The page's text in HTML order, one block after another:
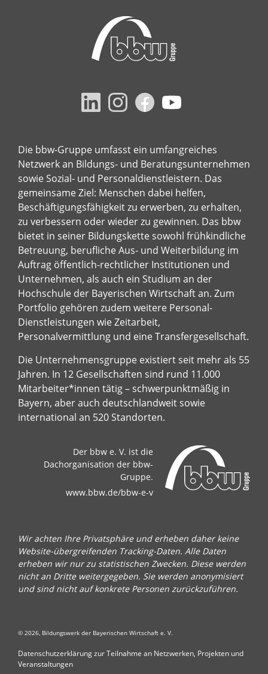
Die bbw-Gruppe umfasst ein umfangreiches
Netzwerk an Bildungs- und Beratungsunternehmen
sowie Sozial- und Personaldienstleistern. Das
gemeinsame Ziel: Menschen dabei helfen,
Beschäftigungsfähigkeit zu erwerben, zu erhalten,
zu verbessern oder wieder zu gewinnen. Das bbw
bietet in seiner Bildungskette sowohl frühkindliche
Betreuung, berufliche Aus- und Weiterbildung im
Auftrag öffentlich-rechtlicher Institutionen und
Unternehmen, als auch ein Studium an der
Hochschule der Bayerischen Wirtschaft an. Zum
Portfolio gehören zudem weitere Personal-
Dienstleistungen wie Zeitarbeit,
Personalvermittlung und eine Transfergesellschaft.
Die Unternehmensgruppe existiert seit mehr als 55
Jahren. In 12 Gesellschaften sind rund 11.000
Mitarbeiter*innen tätig – schwerpunktmäßig in
Bayern, aber auch deutschlandweit sowie
international an 520 Standorten.
Der bbw e. V. ist die
Dachorganisation der bbw-
Gruppe.
www.bbw.de/bbw-e-v
Wir achten Ihre Privatsphäre und erheben daher keine
Website-übergreifenden Tracking-Daten. Alle Daten
erheben wir nur zu statistischen Zwecken. Diese werden
nicht an Dritte weitergegeben. Sie werden anonymisiert
und sind nicht auf konkrete Personen zurückzuführen.
© 2026, Bildungswerk der Bayerischen Wirtschaft e. V.
Datenschutzerklärung zur Teilnahme an Netzwerken, Projekten und
Veranstaltungen